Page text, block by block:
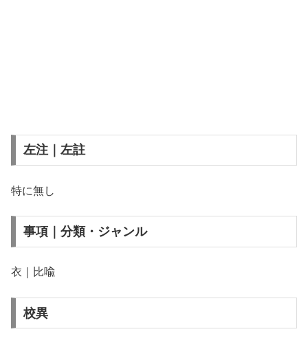
左注｜左註
特に無し
事項｜分類・ジャンル
衣｜比喩
校異